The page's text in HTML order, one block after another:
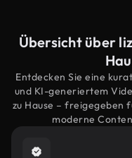
Übersicht über
Entdecken Sie eine
und KI-generiertem
zu Hause – freigegeben
moderne